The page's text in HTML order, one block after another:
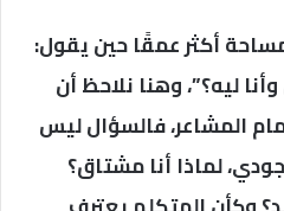
أكثر عمقًا حين يقول:
ليه؟”، وهنا نلاحظ أن
المشاعر، فالسؤال ليس
لماذا أنا مشتاق؟